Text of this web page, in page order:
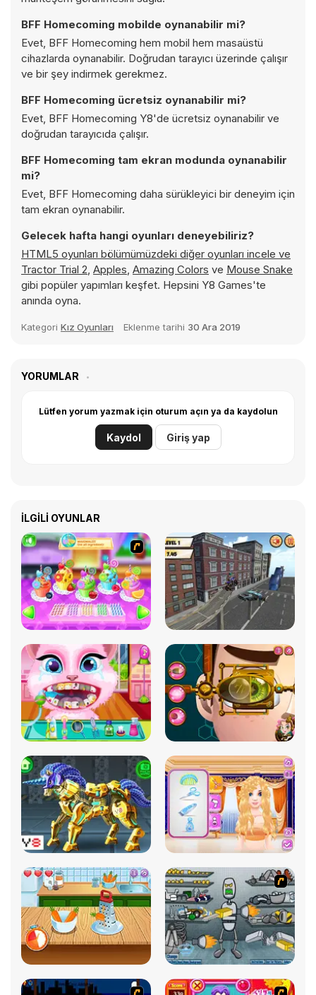
BFF Homecoming mobilde oynanabilir mi?
Evet, BFF Homecoming hem mobil hem masaüstü
cihazlarda oynanabilir. Doğrudan tarayıcı üzerinde çalışır
ve bir şey indirmek gerekmez.
BFF Homecoming ücretsiz oynanabilir mi?
Evet, BFF Homecoming Y8'de ücretsiz oynanabilir ve
doğrudan tarayıcıda çalışır.
BFF Homecoming tam ekran modunda oynanabilir
mi?
Evet, BFF Homecoming daha sürükleyici bir deneyim için
tam ekran oynanabilir.
Gelecek hafta hangi oyunları deneyebiliriz?
HTML5 oyunları bölümümüzdeki diğer oyunları incele ve
Tractor Trial 2, Apples, Amazing Colors ve Mouse Snake
gibi popüler yapımları keşfet. Hepsini Y8 Games'te
anında oyna.
Kategori Kız Oyunları Eklenme tarihi 30 Ara 2019
YORUMLAR
Lütfen yorum yazmak için oturum açın ya da kaydolun
Kaydol Giriş yap
İLGILI OYUNLAR